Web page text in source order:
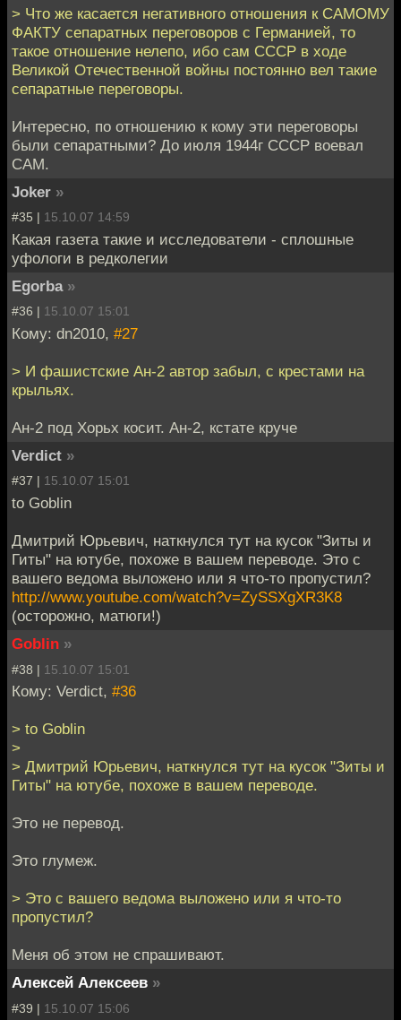
> Что же касается негативного отношения к САМОМУ
ФАКТУ сепаратных переговоров с Германией, то
такое отношение нелепо, ибо сам СССР в ходе
Великой Отечественной войны постоянно вел такие
сепаратные переговоры.
Интересно, по отношению к кому эти переговоры
были сепаратными? До июля 1944г СССР воевал
САМ.
Joker »
#35 | 15.10.07 14:59
Какая газета такие и исследователи - сплошные
уфологи в редколегии
Egorba »
#36 | 15.10.07 15:01
Кому: dn2010, #27
> И фашистские Ан-2 автор забыл, с крестами на
крыльях.
Ан-2 под Хорьх косит. Ан-2, кстате круче
Verdict »
#37 | 15.10.07 15:01
to Goblin
Дмитрий Юрьевич, наткнулся тут на кусок "Зиты и
Гиты" на ютубе, похоже в вашем переводе. Это с
вашего ведома выложено или я что-то пропустил?
http://www.youtube.com/watch?v=ZySSXgXR3K8
(осторожно, матюги!)
Goblin »
#38 | 15.10.07 15:01
Кому: Verdict, #36
> to Goblin
>
> Дмитрий Юрьевич, наткнулся тут на кусок "Зиты и
Гиты" на ютубе, похоже в вашем переводе.
Это не перевод.
Это глумеж.
> Это с вашего ведома выложено или я что-то
пропустил?
Меня об этом не спрашивают.
Алексей Алексеев »
#39 | 15.10.07 15:06